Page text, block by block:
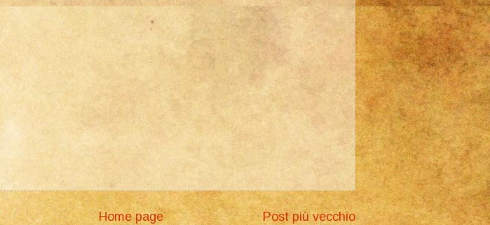
Post più vecchio
Home page